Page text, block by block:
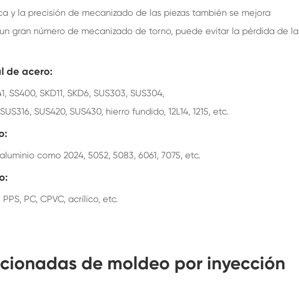
y la precisión de mecanizado de las piezas también se mejora
gran número de mecanizado de torno, puede evitar la pérdida de la
de acero:
SS400, SKD11, SKD6, SUS303, SUS304,
SUS420, SUS430, hierro fundido, 12L14, 1215, etc.
como 2024, 5052, 5083, 6061, 7075, etc.
PC, CPVC, acrílico, etc.
de moldeo por inyección